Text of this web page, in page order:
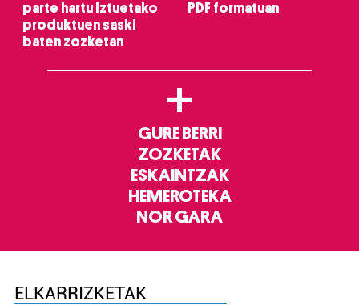
parte hartu Iztuetako
produktuen saski
baten zozketan
PDF formatuan
+
GURE BERRI
ZOZKETAK
ESKAINTZAK
HEMEROTEKA
NOR GARA
ELKARRIZKETAK